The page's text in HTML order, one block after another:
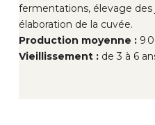
fermentations, élevage
élaboration de la cuvée.
Production moyenne :9
Vieillissement : de 3 à 6